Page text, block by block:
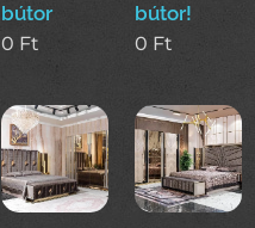
bútor
0 Ft
bútor!
0 Ft